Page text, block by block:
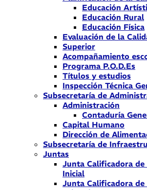
Educación
Educación Rural
Educación Física
Evaluación de la
Superior
Acompañamiento
Programa P.O.D.Es
Títulos y estudios
Inspección Técnica
Subsecretaría de
Administración
Contaduría
Capital Humano
Dirección de
Subsecretaría de
Juntas
Junta Calificadora
Inicial
Junta Calificadora